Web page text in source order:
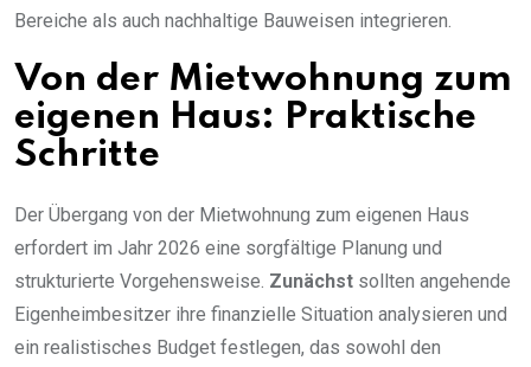
Bereiche als auch nachhaltige Bauweisen integrieren.
Von der Mietwohnung zum
eigenen Haus: Praktische
Schritte
Der Übergang von der Mietwohnung zum eigenen Haus
erfordert im Jahr 2026 eine sorgfältige Planung und
strukturierte Vorgehensweise. Zunächst sollten angehende
Eigenheimbesitzer ihre finanzielle Situation analysieren und
ein realistisches Budget festlegen, das sowohl den